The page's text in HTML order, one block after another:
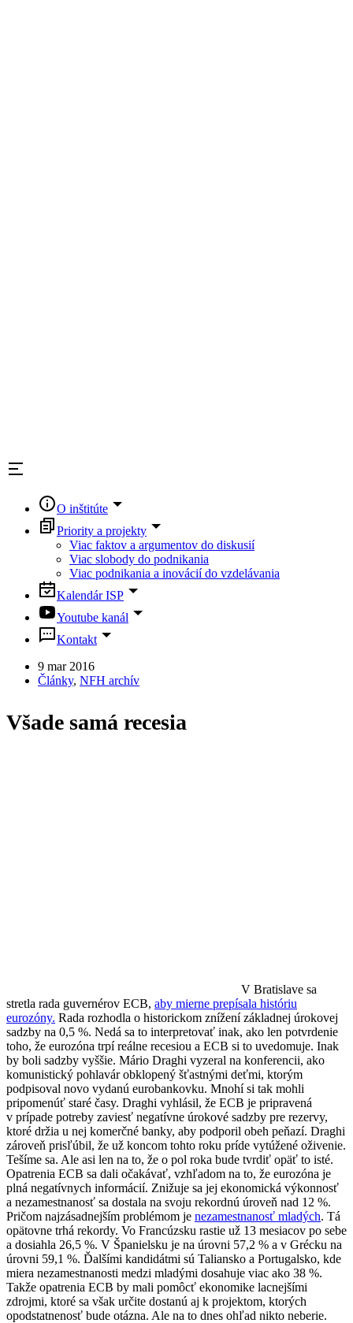
O inštitúte
Priority a projekty
Viac faktov a argumentov do diskusií
Viac slobody do podnikania
Viac podnikania a inovácií do vzdelávania
Kalendár ISP
Youtube kanál
Kontakt
9 mar 2016
Články, NFH archív
Všade samá recesia
V Bratislave sa
stretla rada guvernérov ECB, aby mierne prepísala históriu
eurozóny. Rada rozhodla o historickom znížení základnej úrokovej
sadzby na 0,5 %. Nedá sa to interpretovať inak, ako len potvrdenie
toho, že eurozóna trpí reálne recesiou a ECB si to uvedomuje. Inak
by boli sadzby vyššie. Mário Draghi vyzeral na konferencii, ako
komunistický pohlavár obklopený šťastnými deťmi, ktorým
podpisoval novo vydanú eurobankovku. Mnohí si tak mohli
pripomenúť staré časy. Draghi vyhlásil, že ECB je pripravená
v prípade potreby zaviesť negatívne úrokové sadzby pre rezervy,
ktoré držia u nej komerčné banky, aby podporil obeh peňazí. Draghi
zároveň prisľúbil, že už koncom tohto roku príde vytúžené oživenie.
Tešíme sa. Ale asi len na to, že o pol roka bude tvrdiť opäť to isté.
Opatrenia ECB sa dali očakávať, vzhľadom na to, že eurozóna je
plná negatívnych informácií. Znižuje sa jej ekonomická výkonnosť
a nezamestnanosť sa dostala na svoju rekordnú úroveň nad 12 %.
Pričom najzásadnejším problémom je nezamestnanosť mladých. Tá
opätovne trhá rekordy. Vo Francúzsku rastie už 13 mesiacov po sebe
a dosiahla 26,5 %. V Španielsku je na úrovni 57,2 % a v Grécku na
úrovni 59,1 %. Ďalšími kandidátmi sú Taliansko a Portugalsko, kde
miera nezamestnanosti medzi mladými dosahuje viac ako 38 %.
Takže opatrenia ECB by mali pomôcť ekonomike lacnejšími
zdrojmi, ktoré sa však určite dostanú aj k projektom, ktorých
opodstatnenosť bude otázna. Ale na to dnes ohľad nikto neberie.